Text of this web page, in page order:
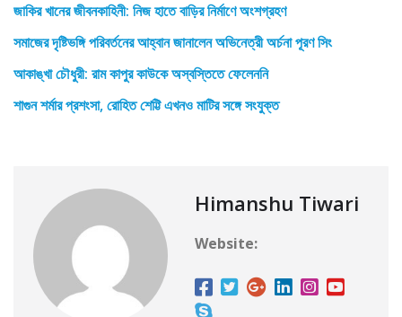
জাকির খানের জীবনকাহিনী: নিজ হাতে বাড়ির নির্মাণে অংশগ্রহণ
সমাজের দৃষ্টিভঙ্গি পরিবর্তনের আহ্বান জানালেন অভিনেত্রী অর্চনা পূরণ সিং
আকাঙ্খা চৌধুরী: রাম কাপুর কাউকে অস্বস্তিতে ফেলেননি
শাগুন শর্মার প্রশংসা, রোহিত শেট্টি এখনও মাটির সঙ্গে সংযুক্ত
Himanshu Tiwari
Website: